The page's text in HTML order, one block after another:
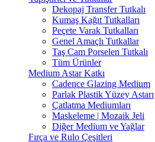
Dekopaj Transfer Tutkalı
Kumaş Kağıt Tutkalları
Peçete Varak Tutkalları
Genel Amaçlı Tutkallar
Taş Cam Porselen Tutkalı
Tüm Ürünler
Medium Astar Katkı
Cadence Glazing Medium
Parlak Plastik Yüzey Astarı
Çatlatma Mediumları
Maskeleme | Mozaik Jeli
Diğer Medium ve Yağlar
Fırça ve Rulo Çeşitleri